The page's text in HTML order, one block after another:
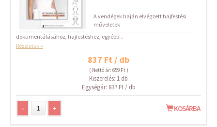
A vendégek haján elvégzett hajfestési
műveletek
dokumentálásához, hajfestéshez, egyébb...
Részletek »
837 Ft / db
( Nettó ár: 659 Ft )
Kiszerelés: 1 db
Egységár: 837 Ft / db
- + KOSÁRBA